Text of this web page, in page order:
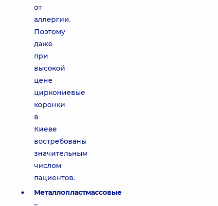
от
аллергии.
Поэтому
даже
при
высокой
цене
циркониевые
коронки
в
Киеве
востребованы
значительным
числом
пациентов.
Металлопластмассовые